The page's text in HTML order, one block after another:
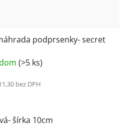
podprsenky- secret
(>5 ks)
bez DPH
šírka 10cm